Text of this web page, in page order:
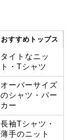
おすすめトップス
タイトなニッ
ト・Tシャツ
オーバーサイズ
のシャツ・パー
カー
長袖Tシャツ・
薄手のニット